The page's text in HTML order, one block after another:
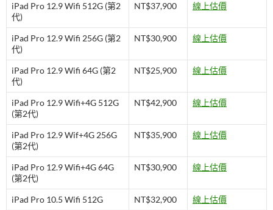
iPad Pro 12.9 Wifi 512G (第2
代)
NT$37,900 線上估價
iPad Pro 12.9 Wifi 256G (第2
代)
NT$30,900 線上估價
iPad Pro 12.9 Wifi 64G (第2
代)
NT$25,900 線上估價
iPad Pro 12.9 Wifi+4G 512G
(第2代)
NT$42,900 線上估價
iPad Pro 12.9 Wif+4G 256G
(第2代)
NT$35,900 線上估價
iPad Pro 12.9 Wifi+4G 64G
(第2代)
NT$30,900 線上估價
iPad Pro 10.5 Wifi 512G NT$32,900 線上估價